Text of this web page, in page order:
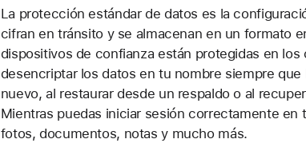
La protección estándar de datos es la
cifran en tránsito y se almacenan en un formato
dispositivos de confianza están protegidas en
desencriptar los datos en tu nombre siempre
nuevo, al restaurar desde un respaldo o al
Mientras puedas iniciar sesión correctamente
fotos, documentos, notas y mucho más.